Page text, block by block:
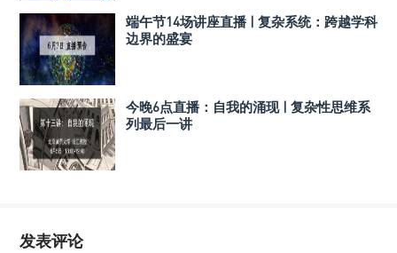
端午节14场讲座直播 | 复杂系统：跨越学科
边界的盛宴
今晚6点直播：自我的涌现 | 复杂性思维系
列最后一讲
发表评论